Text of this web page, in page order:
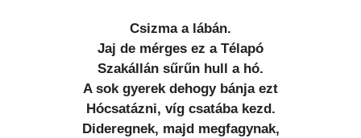
Csizma a lábán.
Jaj de mérges ez a Télapó
Szakállán sűrűn hull a hó.
A sok gyerek dehogy bánja ezt
Hócsatázni, víg csatába kezd.
Dideregnek, majd megfagynak,